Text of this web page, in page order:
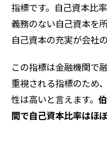
指標です。自己資本比
義務のない自己資本を
自己資本の充実が会社
この指標は金融機関で
重視される指標のため
性は高いと言えます。
間で自己資本比率はほ